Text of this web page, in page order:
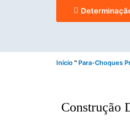
Início " Para-Choques
Construção